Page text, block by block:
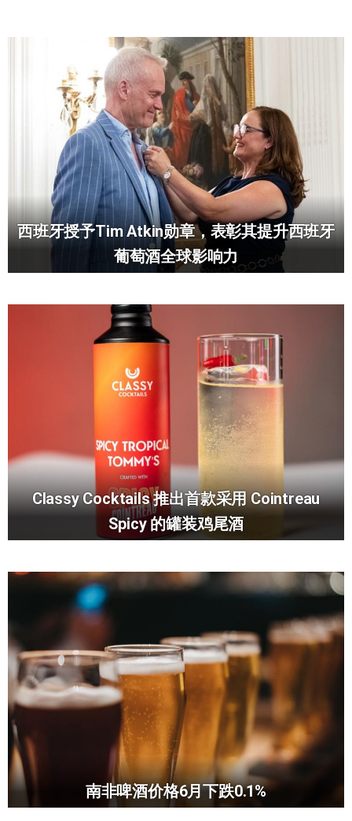
西班牙授予Tim Atkin勋章，表彰其提升西班牙
葡萄酒全球影响力
Classy Cocktails 推出首款采用 Cointreau
Spicy 的罐装鸡尾酒
南非啤酒价格6月下跌0.1%